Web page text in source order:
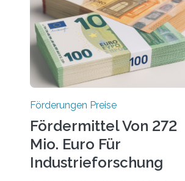
Förderungen Preise
Fördermittel Von 272
Mio. Euro Für
Industrieforschung